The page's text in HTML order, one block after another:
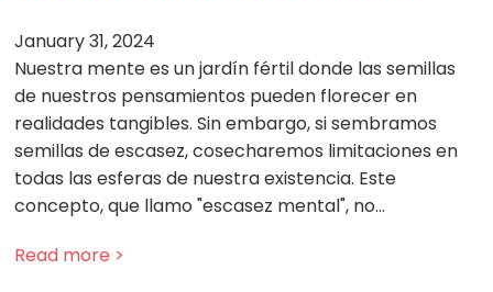
January 31, 2024
Nuestra mente es un jardín fértil donde las semillas
de nuestros pensamientos pueden florecer en
realidades tangibles. Sin embargo, si sembramos
semillas de escasez, cosecharemos limitaciones en
todas las esferas de nuestra existencia. Este
concepto, que llamo "escasez mental", no…
Read more >